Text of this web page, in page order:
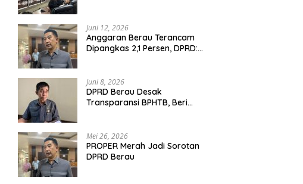
Juni 12, 2026
Anggaran Berau Terancam
Dipangkas 2,1 Persen, DPRD:
Juni 8, 2026
DPRD Berau Desak
Transparansi BPHTB, Beri
Mei 26, 2026
PROPER Merah Jadi Sorotan
DPRD Berau